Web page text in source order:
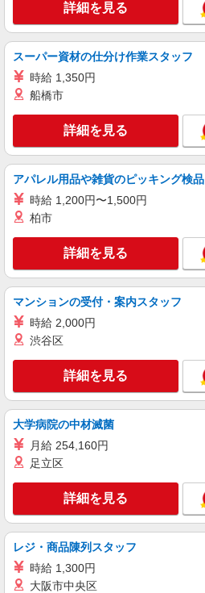
詳細を見る
スーパー資材の仕分け作業スタッフ
時給 1,350円
船橋市
詳細を見る
アパレル用品や雑貨のピッキング検品
時給 1,200円〜1,500円
柏市
詳細を見る
マンションの受付・案内スタッフ
時給 2,000円
渋谷区
詳細を見る
大学病院の中材滅菌
月給 254,160円
足立区
詳細を見る
レジ・商品陳列スタッフ
時給 1,300円
大阪市中央区